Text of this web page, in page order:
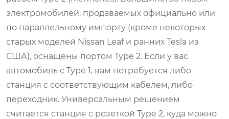
электромобилей, продаваемых официально или
по параллельному импорту (кроме некоторых
старых моделей Nissan Leaf и ранних Tesla из
США), оснащены портом Type 2. Если у вас
автомобиль с Type 1, вам потребуется либо
станция с соответствующим кабелем, либо
переходник. Универсальным решением
считается станция с розеткой Type 2, куда можно